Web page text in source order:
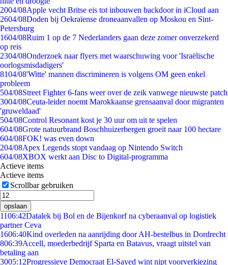
2004/08Apple vecht Britse eis tot inbouwen backdoor in iCloud aan
2604/08Doden bij Oekraïense droneaanvallen op Moskou en Sint-
Petersburg
1604/08Ruim 1 op de 7 Nederlanders gaan deze zomer onverzekerd
op reis
2304/08Onderzoek naar flyers met waarschuwing voor 'Israëlische
oorlogsmisdadigers'
8104/08'Witte' mannen discrimineren is volgens OM geen enkel
probleem
504/08Street Fighter 6-fans weer over de zeik vanwege nieuwste patch
3004/08Ceuta-leider noemt Marokkaanse grensaanval door migranten
'gruweldaad'
504/08Control Resonant kost je 30 uur om uit te spelen
604/08Grote natuurbrand Boschhuizerbergen groeit naar 100 hectare
604/08FOK! was even down
204/08Apex Legends stopt vandaag op Nintendo Switch
604/08XBOX werkt aan Disc to Digital-programma
Actieve items
Actieve items
Scrollbar gebruiken
opslaan
1106:42Datalek bij Bol en de Bijenkorf na cyberaanval op logistiek
partner Ceva
1606:40Kind overleden na aanrijding door AH-bestelbus in Dordrecht
806:39Accell, moederbedrijf Sparta en Batavus, vraagt uitstel van
betaling aan
3005:12Progressieve Democraat El-Sayed wint nipt voorverkiezing